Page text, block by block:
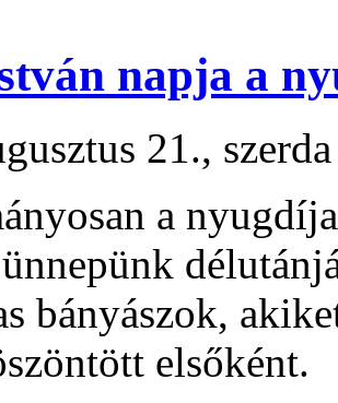
napja a
21.,
a
bányászok,
elsőként.